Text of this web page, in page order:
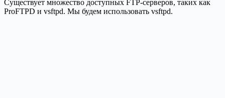
Существует множество доступных FTP-серверов, таких как
ProFTPD и vsftpd. Мы будем использовать vsftpd.